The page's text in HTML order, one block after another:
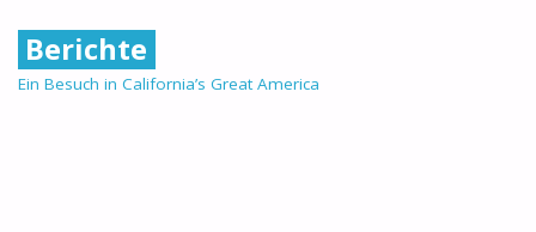
Berichte
Ein Besuch in California’s Great America